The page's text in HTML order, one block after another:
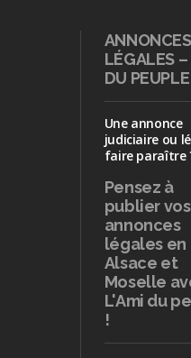
ANNONCES
LÉGALES –
DU PEUPLE
Une annonce
judiciaire ou
faire paraître
Pensez à
publiervos
annonces
légales en
Alsace et
Moselle
L'Ami du
!